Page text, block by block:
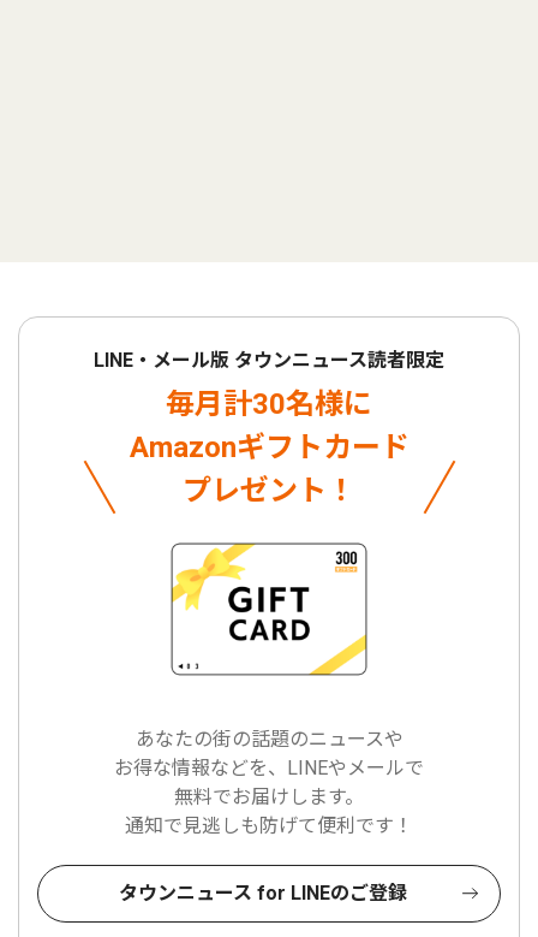
LINE・メール版 タウンニュース読者限定
毎月計30名様に
Amazonギフトカード
プレゼント！
あなたの街の話題のニュースや
お得な情報などを、LINEやメールで
無料でお届けします。
通知で見逃しも防げて便利です！
タウンニュース for LINEのご登録